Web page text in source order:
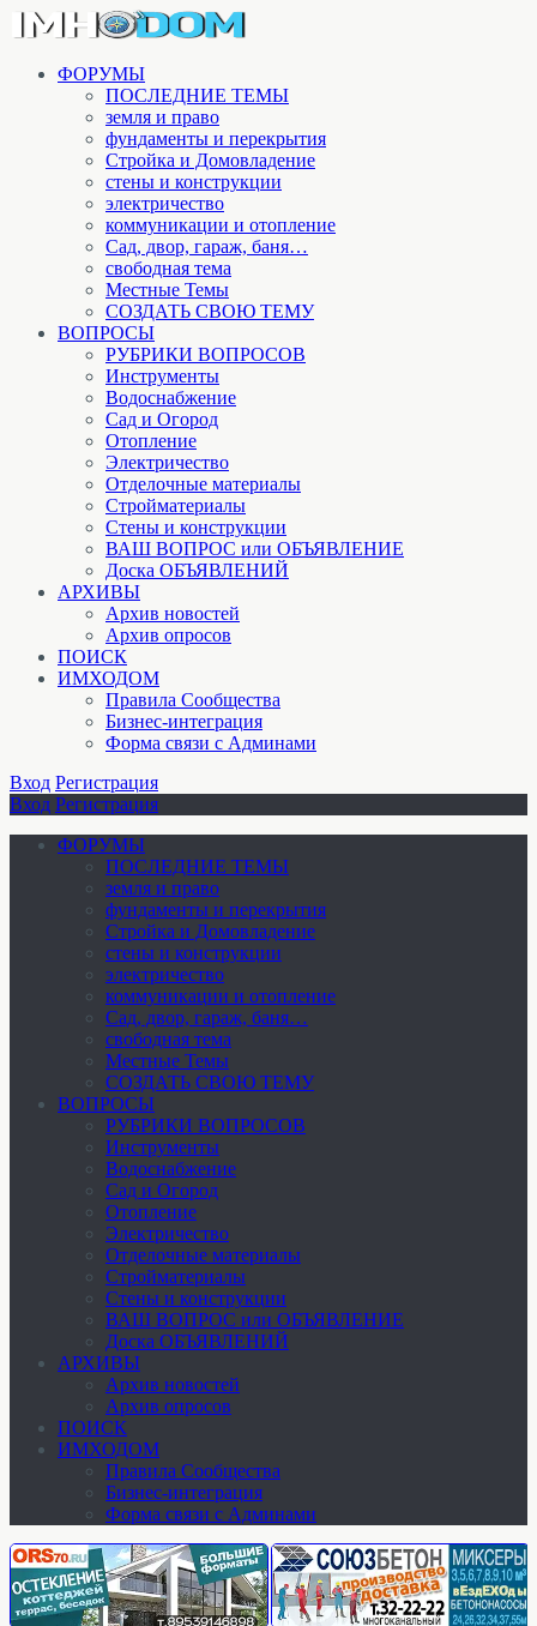
ФОРУМЫ
ПОСЛЕДНИЕ ТЕМЫ
земля и право
фундаменты и перекрытия
Стройка и Домовладение
стены и конструкции
электричество
коммуникации и отопление
Cад, двор, гараж, баня…
свободная тема
Местные Темы
СОЗДАТЬ СВОЮ ТЕМУ
ВОПРОСЫ
РУБРИКИ ВОПРОСОВ
Инструменты
Водоснабжение
Сад и Огород
Отопление
Электричество
Отделочные материалы
Стройматериалы
Стены и конструкции
ВАШ ВОПРОС или ОБЪЯВЛЕНИЕ
Доска ОБЪЯВЛЕНИЙ
АРХИВЫ
Архив новостей
Архив опросов
ПОИСК
ИМХОДОМ
Правила Сообщества
Бизнес-интеграция
Форма связи с Админами
Вход Регистрация
Вход Регистрация
ФОРУМЫ
ПОСЛЕДНИЕ ТЕМЫ
земля и право
фундаменты и перекрытия
Стройка и Домовладение
стены и конструкции
электричество
коммуникации и отопление
Cад, двор, гараж, баня…
свободная тема
Местные Темы
СОЗДАТЬ СВОЮ ТЕМУ
ВОПРОСЫ
РУБРИКИ ВОПРОСОВ
Инструменты
Водоснабжение
Сад и Огород
Отопление
Электричество
Отделочные материалы
Стройматериалы
Стены и конструкции
ВАШ ВОПРОС или ОБЪЯВЛЕНИЕ
Доска ОБЪЯВЛЕНИЙ
АРХИВЫ
Архив новостей
Архив опросов
ПОИСК
ИМХОДОМ
Правила Сообщества
Бизнес-интеграция
Форма связи с Админами